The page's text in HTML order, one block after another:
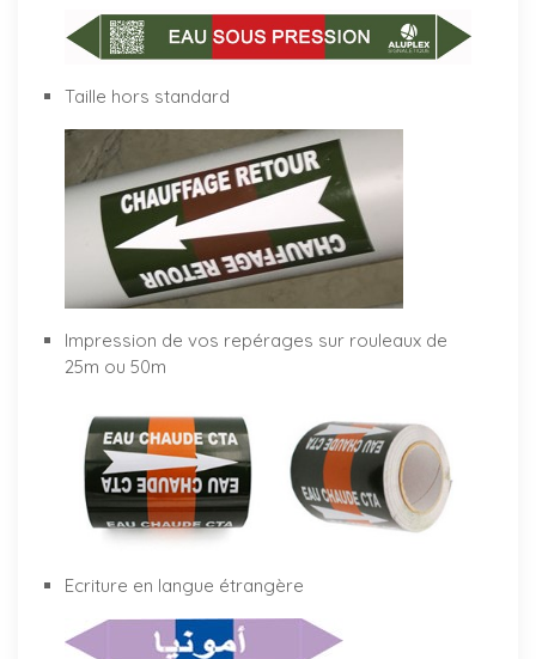
Taille hors standard
Impression de vos repérages sur rouleaux de
25m ou 50m
Ecriture en langue étrangère